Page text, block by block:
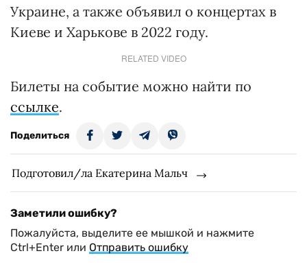
Украине, а также объявил о концертах в
Киеве и Харькове в 2022 году.
RELATED VIDEO
Билеты на событие можно найти по
ссылке.
Поделиться
Подготовил/ла Екатерина Мальч
Заметили ошибку?
Пожалуйста, выделите ее мышкой и нажмите
Ctrl+Enter или Отправить ошибку